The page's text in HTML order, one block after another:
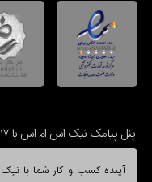
پنل پیامک نیک اس ام اس با 17 سال تجربه
آینده کسب و کار شما با